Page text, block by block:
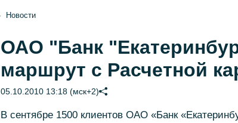
Новости
ОАО "Банк
маршрут с Расчетной
05.10.2010 13:18 (мск+2)
В сентябре 1500 клиентов ОАО «Банк